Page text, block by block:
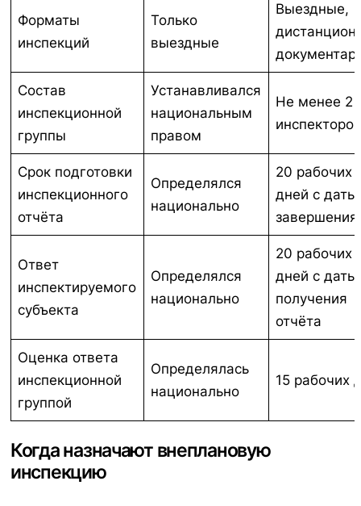
Форматы
инспекций
Только
выездные
Выездные,
Состав
инспекционной
группы
Устанавливался
национальным
правом
Не менее 2
Срок подготовки
инспекционного
отчёта
Определялся
национально
20 рабочих
дней с даты
завершения
Ответ
инспектируемого
субъекта
Определялся
национально
20 рабочих
дней с даты
получения
отчёта
Оценка ответа
инспекционной
группой
Определялась
национально
15 рабочих
Когда назначают внеплановую
инспекцию